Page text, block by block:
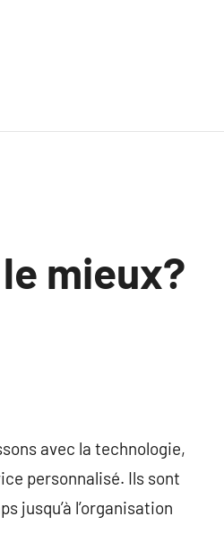
mieux?
avec la technologie,
personnalisé. Ils sont
jusqu’à l’organisation